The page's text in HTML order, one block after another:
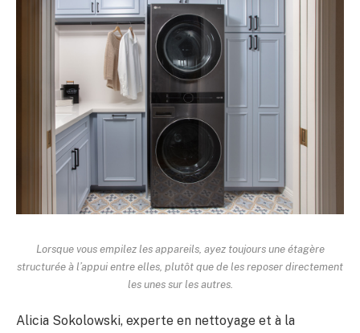
Lorsque vous empilez les appareils, ayez toujours une étagère
structurée à l’appui entre elles, plutôt que de les reposer directement
les unes sur les autres.
Alicia Sokolowski, experte en nettoyage et à la